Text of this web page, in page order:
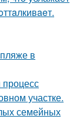
в
участке.
семейных